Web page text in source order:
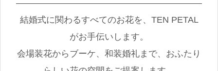
結婚式に関わるすべてのお花を、TEN PETAL
がお手伝いします。
会場装花からブーケ、和装婚礼まで、おふたり